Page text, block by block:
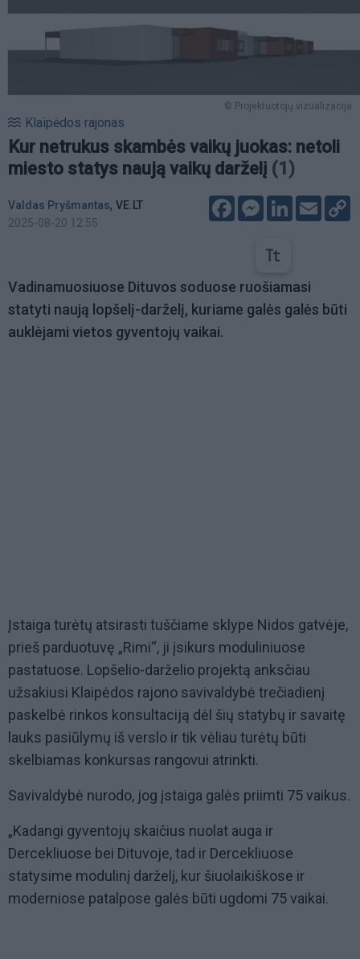
© Projektuotojų vizualizacija
Klaipėdos rajonas
Kur netrukus skambės vaikų juokas: netoli
miesto statys naują vaikų darželį (1)
Valdas Pryšmantas, VE.LT
2025-08-20 12:55
FacebookMessenger
LinkedIn
Email
Vadinamuosiuose Dituvos soduose ruošiamasi
statyti naują lopšelį-darželį, kuriame galės galės būti
auklėjami vietos gyventojų vaikai.
Įstaiga turėtų atsirasti tuščiame sklype Nidos gatvėje,
prieš parduotuvę „Rimi“, ji įsikurs moduliniuose
pastatuose. Lopšelio-darželio projektą anksčiau
užsakiusi Klaipėdos rajono savivaldybė trečiadienį
paskelbė rinkos konsultaciją dėl šių statybų ir savaitę
lauks pasiūlymų iš verslo ir tik vėliau turėtų būti
skelbiamas konkursas rangovui atrinkti.
Savivaldybė nurodo, jog įstaiga galės priimti 75 vaikus.
„Kadangi gyventojų skaičius nuolat auga ir
Dercekliuose bei Dituvoje, tad ir Dercekliuose
statysime modulinį darželį, kur šiuolaikiškose ir
moderniose patalpose galės būti ugdomi 75 vaikai.